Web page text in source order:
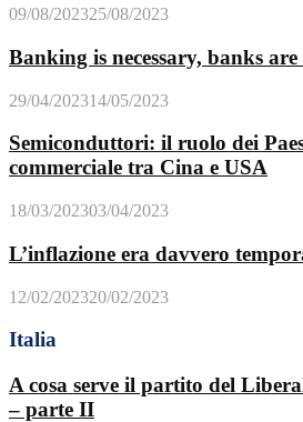
09/08/202325/08/2023
Banking is necessary, banks
29/04/202314/05/2023
Semiconduttori: il ruolo dei
commerciale tra Cina e USA
18/03/202303/04/2023
L’inflazione era davvero
12/02/202320/02/2023
Italia
A cosa serve il partito del
– parte II